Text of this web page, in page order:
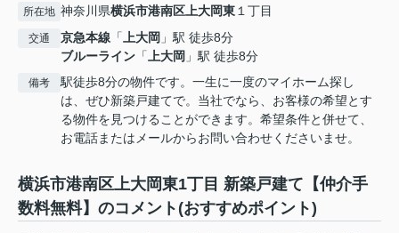
所在地 神奈川県横浜市港南区上大岡東１丁目
交通 京急本線 「上大岡 」駅 徒歩8分
ブルーライン 「上大岡 」駅 徒歩8分
備考
駅徒歩8分の物件です。一生に一度のマイホーム探し
は、ぜひ新築戸建てで。当社でなら、お客様の希望とす
る物件を見つけることができます。希望条件と併せて、
お電話またはメールからお問い合わせくださいませ。
横浜市港南区上大岡東1丁目 新築戸建て【仲介手
数料無料】のコメント(おすすめポイント)